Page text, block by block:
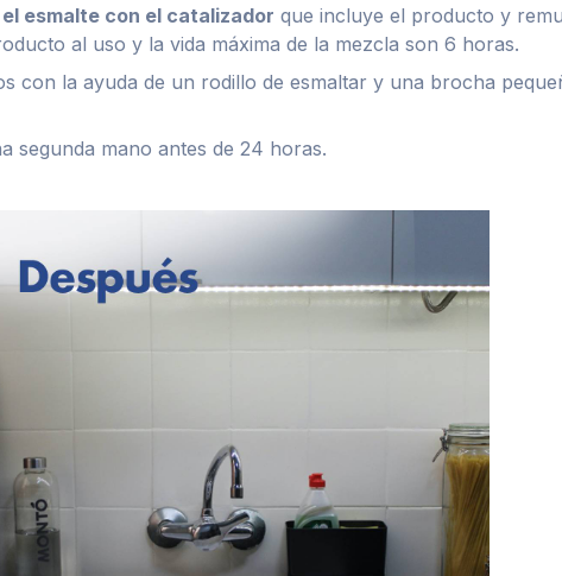
esmalte con el catalizador que incluye el producto y
al uso y la vida máxima de la mezcla son 6 horas.
con la ayuda de un rodillo de esmaltar y una brocha
segunda mano antes de 24 horas.